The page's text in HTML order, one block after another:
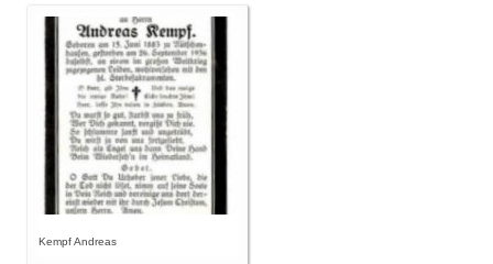
Kempf Andreas